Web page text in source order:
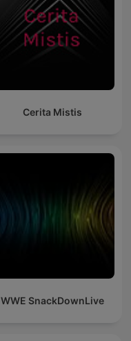
Cerita Mistis
WWE SnackDownLive